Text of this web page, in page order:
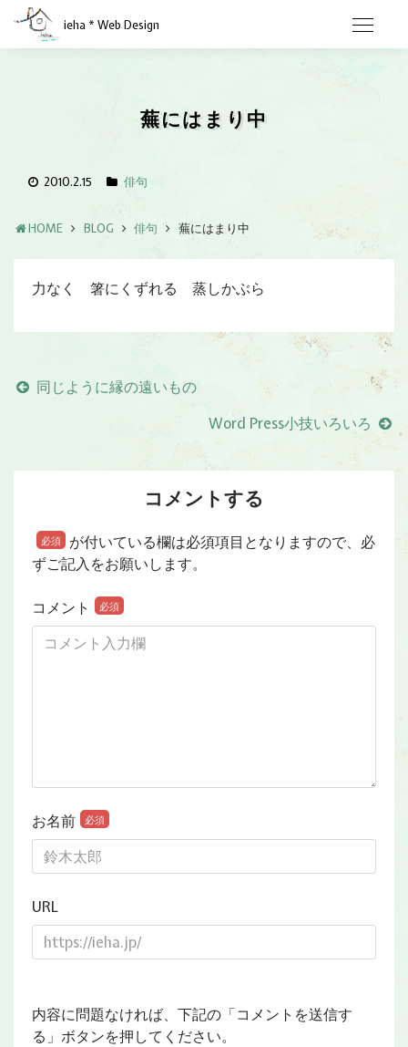
ieha * Web Design
蕪にはまり中
2010.2.15 俳句
HOME BLOG 俳句 蕪にはまり中
力なく 箸にくずれる 蒸しかぶら
同じように縁の遠いもの
Word Press小技いろいろ
コメントする
必須
が付いている欄は必須項目となりますので、必
ずご記入をお願いします。
コメント 必須
お名前 必須
URL
内容に問題なければ、下記の「コメントを送信す
る」ボタンを押してください。